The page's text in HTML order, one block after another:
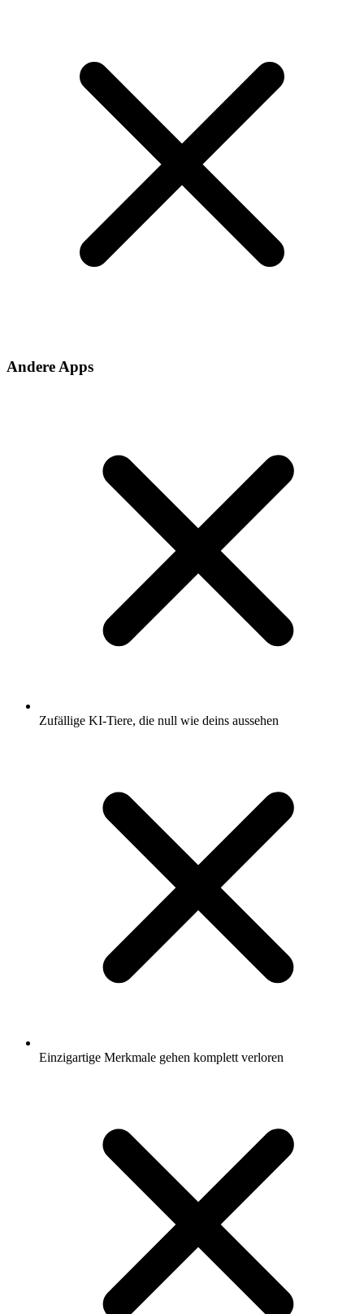
Andere Apps
Zufällige KI-Tiere, die null wie deins aussehen
Einzigartige Merkmale gehen komplett verloren